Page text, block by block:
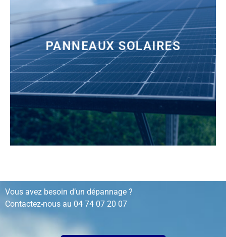
PANNEAUX SOLAIRES
installation, rénovation, dépannage…
Vous avez besoin d’un dépannage ?
Contactez-nous au 04 74 07 20 07